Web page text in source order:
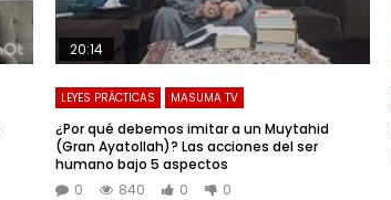
20:14
LEYES PRÁCTICAS MASUMA TV
¿Por qué debemos imitar a un Muytahid
(Gran Ayatollah)? Las acciones del ser
humano bajo 5 aspectos
0
840 0 0